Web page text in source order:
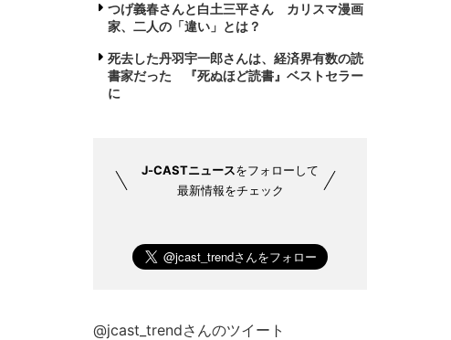
つげ義春さんと白土三平さん カリスマ漫画
家、二人の「違い」とは？
死去した丹羽宇一郎さんは、経済界有数の読
書家だった 『死ぬほど読書』ベストセラー
に
J-CASTニュースをフォローして
最新情報をチェック
@jcast_trendさんのツイート